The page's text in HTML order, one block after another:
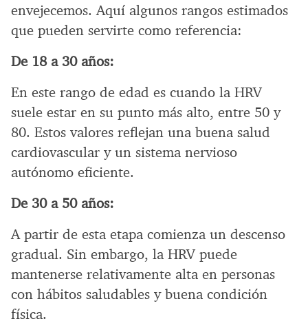
envejecemos. Aquí algunos rangos estimados
que pueden servirte como referencia:
De 18 a 30 años:
En este rango de edad es cuando la HRV
suele estar en su punto más alto, entre 50 y
80. Estos valores reflejan una buena salud
cardiovascular y un sistema nervioso
autónomo eficiente.
De 30 a 50 años:
A partir de esta etapa comienza un descenso
gradual. Sin embargo, la HRV puede
mantenerse relativamente alta en personas
con hábitos saludables y buena condición
física.